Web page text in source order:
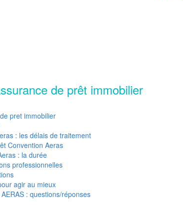
de prêt immobilier
pret immobilier
: les délais de traitement
Convention Aeras
: la durée
professionnelles
agir au mieux
: questions/réponses